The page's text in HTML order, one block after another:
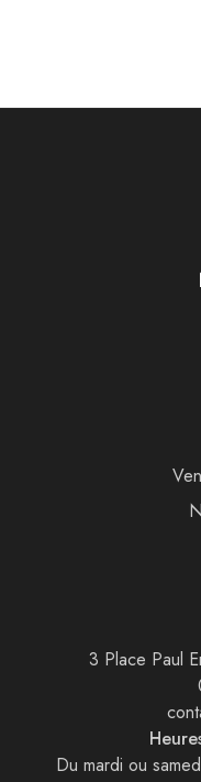
3 Place Paul
Du mardi ou